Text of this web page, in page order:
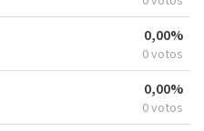
0,00%
0 votos
0,00%
0 votos